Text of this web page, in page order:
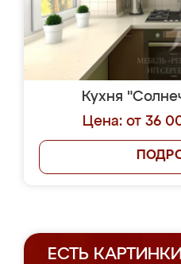
Кухня
Цена: от 36
ЕСТЬ